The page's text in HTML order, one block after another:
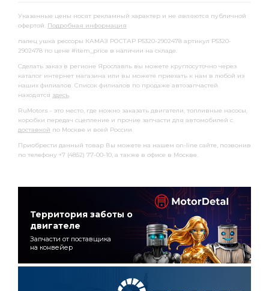
Указанные цены носят рекламный характер и не являются публичной
офертой. Подробная информация
палец ушка рессоры КАМАЗ РОСТАР Р5320-2902478 артикул Р5320-
2902478 по цене #item_price в наличии на складе.
Сделать заказ в регионе Ярославль вы можете круглосуточно через
каталог интернет магазина или вы можете приехать к нам в любой из
наших филиалов. Список филиалов по продаже автозапчастей
находятся здесь.
RuMotors - это место, где можно заказать двигатели, топливные насосы,
коробки передач сцепление и прочие запчасти для автомобилей с
доставкой по Москве и всей России.
Приобрести данный товар Вы можете на нашем on-line сайте, позвонив
по телефону +7 (4852) 77-00-10, а также в офисе в Москве.
Территория заботы о
двигателе
Запчасти от поставщика
на конвейер